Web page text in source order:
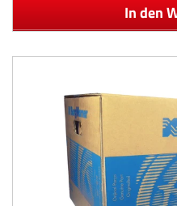
In den